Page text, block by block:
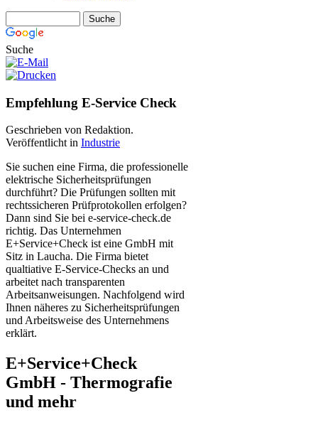
Suche
Empfehlung E-Service Check
Geschrieben von Redaktion.
Veröffentlicht in Industrie
Sie suchen eine Firma, die professionelle
elektrische Sicherheitsprüfungen
durchführt? Die Prüfungen sollten mit
rechtssicheren Prüfprotokollen erfolgen?
Dann sind Sie bei e-service-check.de
richtig. Das Unternehmen
E+Service+Check ist eine GmbH mit
Sitz in Laucha. Die Firma bietet
qualtiative E-Service-Checks an und
arbeitet nach transparenten
Arbeitsanweisungen. Nachfolgend wird
Ihnen näheres zu Sicherheitsprüfungen
und Arbeitsweise des Unternehmens
erklärt.
E+Service+Check
GmbH - Thermografie
und mehr